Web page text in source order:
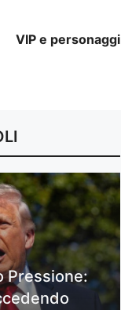
VIP e personaggi
Pressione: